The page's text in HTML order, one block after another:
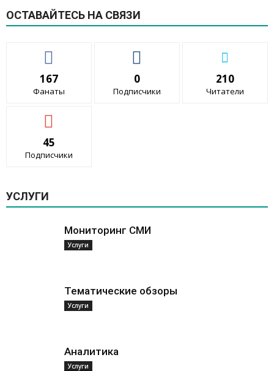
ОСТАВАЙТЕСЬ НА СВЯЗИ
167
Фанаты
0
Подписчики
210
Читатели
45
Подписчики
УСЛУГИ
Мониторинг СМИ
Услуги
Тематические обзоры
Услуги
Аналитика
Услуги